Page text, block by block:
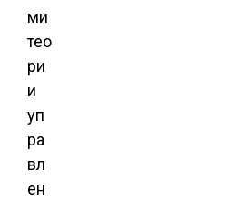
ми
тео
ри
и
уп
ра
вл
ен